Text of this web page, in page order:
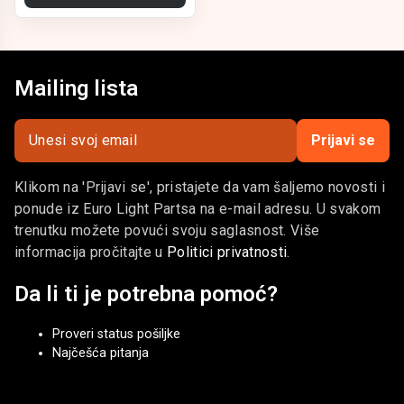
ELP – sve što vam je potrebno za kompletnu opremu i
Mailing lista
Prijavi se
Klikom na 'Prijavi se', pristajete da vam šaljemo novosti i
ponude iz Euro Light Partsa na e-mail adresu. U svakom
trenutku možete povući svoju saglasnost. Više
informacija pročitajte u Politici privatnosti.
Da li ti je potrebna pomoć?
Proveri status pošiljke
Najčešća pitanja